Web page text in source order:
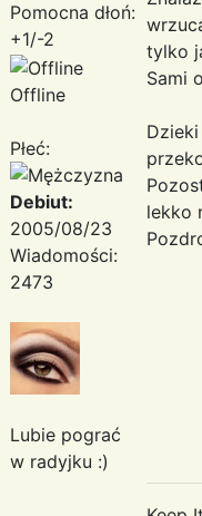
Pomocna dłoń:
+1/-2
Offline
Płeć:
Debiut:
2005/08/23
Wiadomości:
2473
Lubie pograć
w radyjku :)
tylko
Sami
lekko